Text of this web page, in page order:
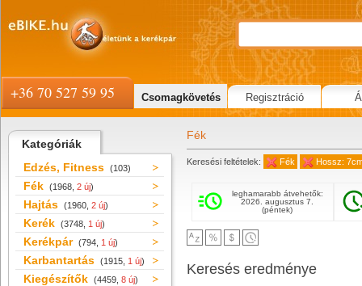
Kategóriák
Edzés, Fitness (103)
Fék (1968, 2 új)
Hajtás (1960, 2 új)
Kerék (3748, 1 új)
Kerékpár (794, 1 új)
Karbantartás (1915, 1 új)
Kiegészítők (4459, 8 új)
Fék
Keresési feltételek: Fék Hossz:
leghamarabb átvehetők:
2026. augusztus 7.
(péntek)
Keresés eredménye
+36 70 527 59 95 Csomagkövetés Regisztráció